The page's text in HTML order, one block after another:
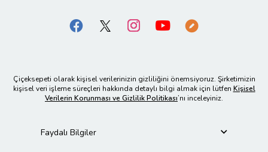
Çiçeksepeti olarak kişisel verilerinizin gizliliğini önemsiyoruz. Şirketimizin
kişisel veri işleme süreçleri hakkında detaylı bilgi almak için lütfen Kişisel
Verilerin Korunması ve Gizlilik Politikası’nı inceleyiniz.
Faydalı Bilgiler